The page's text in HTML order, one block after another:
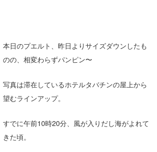
本日のプエルト、昨日よりサイズダウンしたも
のの、相変わらずパンピン〜
写真は滞在しているホテルタバチンの屋上から
望むラインアップ。
すでに午前10時20分、風が入りだし海がよれて
きた頃。
ライター/寄稿メディア
Naoya Kimoto
メディア